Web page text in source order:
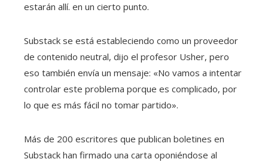
estarán allí. en un cierto punto.
Substack se está estableciendo como un proveedor
de contenido neutral, dijo el profesor Usher, pero
eso también envía un mensaje: «No vamos a intentar
controlar este problema porque es complicado, por
lo que es más fácil no tomar partido».
Más de 200 escritores que publican boletines en
Substack han firmado una carta oponiéndose al